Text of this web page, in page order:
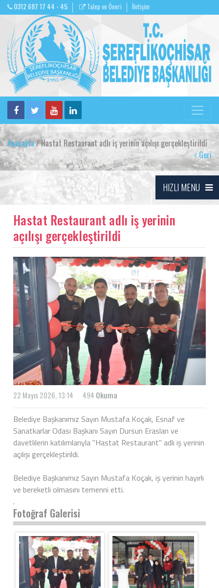
0312 687 17 44 - 45 Talep ve Öneri İletişim
Anasayfa/ Hastat Restaurant adlı iş yerinin açılışı gerçekleştirildi
Geri
HIZLI MENU
Hastat Restaurant adlı iş yerinin
açılışı gerçekleştirildi
22 Mayıs 2026, 13:14 494 Okuma
Belediye Başkanımız Sayın Mustafa Koçak, Esnaf ve
Sanatkarlar Odası Başkanı Sayın Dursun Eraslan ve
davetlilerin katılımlarıyla "Hastat Restaurant" adlı iş yerinin
açılışı gerçekleştirildi.
Belediye Başkanımız Sayın Mustafa Koçak, iş yerinin hayırlı
ve bereketli olmasını temenni etti.
.
Fotoğraf Galerisi